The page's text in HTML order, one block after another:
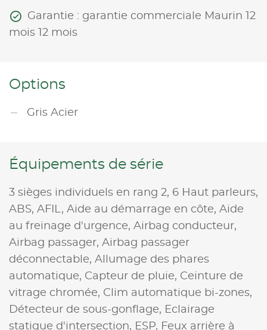
Garantie : garantie commerciale Maurin 12
mois 12 mois
Options
Gris Acier
Équipements de série
3 sièges individuels en rang 2, 6 Haut parleurs,
ABS, AFIL, Aide au démarrage en côte, Aide
au freinage d'urgence, Airbag conducteur,
Airbag passager, Airbag passager
déconnectable, Allumage des phares
automatique, Capteur de pluie, Ceinture de
vitrage chromée, Clim automatique bi-zones,
Détecteur de sous-gonflage, Eclairage
statique d'intersection, ESP, Feux arrière à